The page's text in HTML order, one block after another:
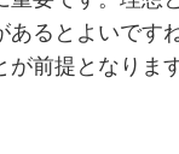
あるとよいで
が前提となりま